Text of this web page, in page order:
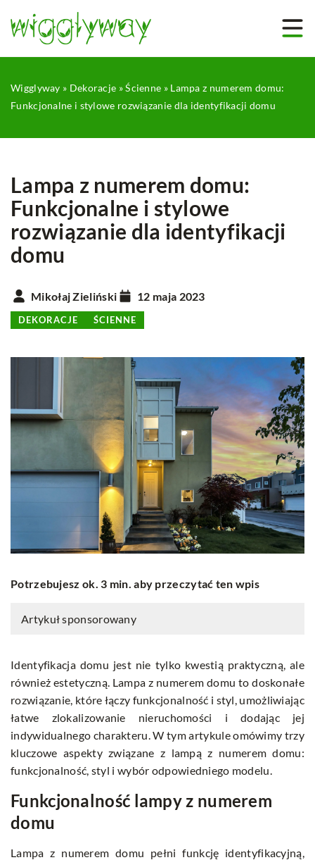
Wigglyway » Dekoracje »Ścienne » Lampa z numerem domu:
Funkcjonalne i stylowe rozwiązanie dla identyfikacji domu
Lampa z numerem domu:
Funkcjonalne i stylowe
rozwiązanie dla identyfikacji
domu
Mikołaj Zieliński 12 maja 2023
DEKORACJE ŚCIENNE
Potrzebujesz ok. 3 min. aby przeczytać ten wpis
Artykuł sponsorowany
Identyfikacja domu jest nie tylko kwestią praktyczną, ale
również estetyczną. Lampa z numerem domu to doskonałe
rozwiązanie, które łączy funkcjonalność i styl, umożliwiając
łatwe zlokalizowanie nieruchomości i dodając jej
indywidualnego charakteru. W tym artykule omówimy trzy
kluczowe aspekty związane z lampą z numerem domu:
funkcjonalność, styl i wybór odpowiedniego modelu.
Funkcjonalność lampy z numerem
domu
Lampa z numerem domu pełni funkcję identyfikacyjną,